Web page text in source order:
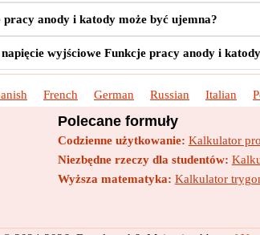
anody i katody może być ujemna?
wyjściowe Funkcje pracy anody i
French German Russian Italian
Polecane formuły
Codzienne użytkowanie: Kalkulator
Niezbędne rzeczy dla studentów:
Wyższa matematyka: Kalkulator